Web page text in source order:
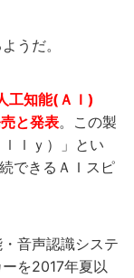
うだ。
工知能(ＡＩ)
と発表。この製
ｌｙ）」とい
できるＡＩスピ
音声認識システ
を2017年夏以